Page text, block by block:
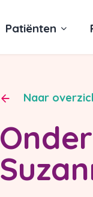
Patiënten
Naar